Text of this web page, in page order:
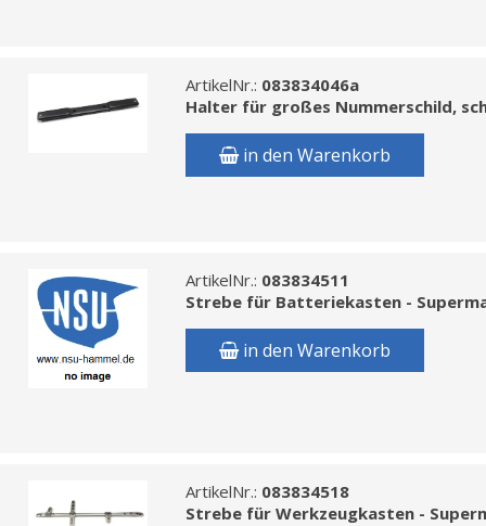
ArtikelNr.: 083834046a
Halter für großes Nummerschild,
in den Warenkorb
ArtikelNr.: 083834511
Strebe für Batteriekasten -
in den Warenkorb
ArtikelNr.: 083834518
Strebe für Werkzeugkasten -